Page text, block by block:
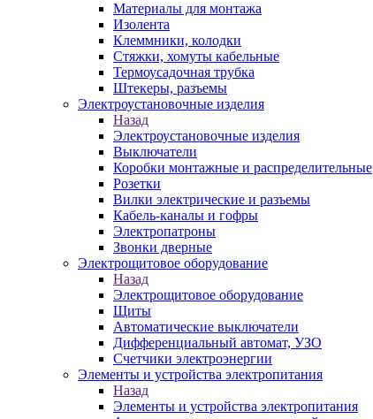
Материалы для монтажа
Изолента
Клеммники, колодки
Стяжки, хомуты кабельные
Термоусадочная трубка
Штекеры, разъемы
Электроустановочные изделия
Назад
Электроустановочные изделия
Выключатели
Коробки монтажные и распределительные
Розетки
Вилки электрические и разъемы
Кабель-каналы и гофры
Электропатроны
Звонки дверные
Электрощитовое оборудование
Назад
Электрощитовое оборудование
Щиты
Автоматические выключатели
Дифференциальный автомат, УЗО
Счетчики электроэнергии
Элементы и устройства электропитания
Назад
Элементы и устройства электропитания